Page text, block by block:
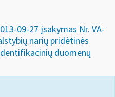
09-27 įsakymas Nr. VA-
narių pridėtinės
duomenų